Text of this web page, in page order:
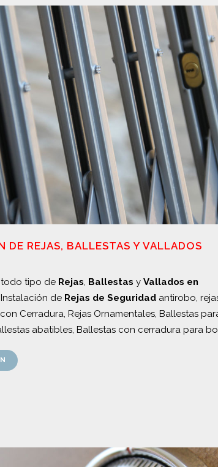
DE REJAS, BALLESTAS Y VALLADOS
todo tipo de Rejas, Ballestas y Vallados en
Instalación de Rejas de Seguridad antirobo,
Cerradura, Rejas Ornamentales, Ballestas
abatibles, Ballestas con cerradura para